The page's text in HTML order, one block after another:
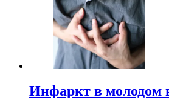
Инфаркт в молодом